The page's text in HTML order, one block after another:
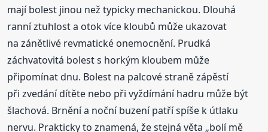
mají bolest jinou než typicky mechanickou. Dlouhá
ranní ztuhlost a otok více kloubů může ukazovat
na zánětlivé revmatické onemocnění. Prudká
záchvatovitá bolest s horkým kloubem může
připomínat dnu. Bolest na palcové straně zápěstí
při zvedání dítěte nebo při vyždímání hadru může být
šlachová. Brnění a noční buzení patří spíše k útlaku
nervu. Prakticky to znamená, že stejná věta „bolí mě